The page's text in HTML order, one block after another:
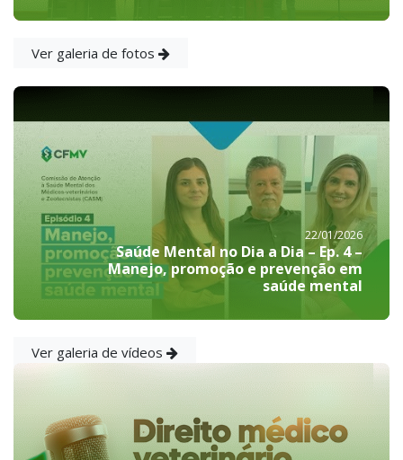
22/01/2026
Saúde Mental no Dia a Dia – Ep. 4 –
Manejo, promoção e prevenção em
saúde mental